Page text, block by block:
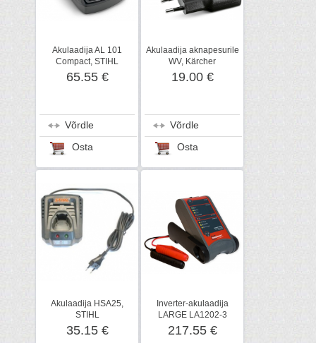
Akulaadija AL 101
Compact, STIHL
65.55 €
Võrdle
Osta
Akulaadija aknapesurile
WV, Kärcher
19.00 €
Võrdle
Osta
Akulaadija HSA25,
STIHL
35.15 €
Inverter-akulaadija
LARGE LA1202-3
15A/12 V, Keepower
217.55 €